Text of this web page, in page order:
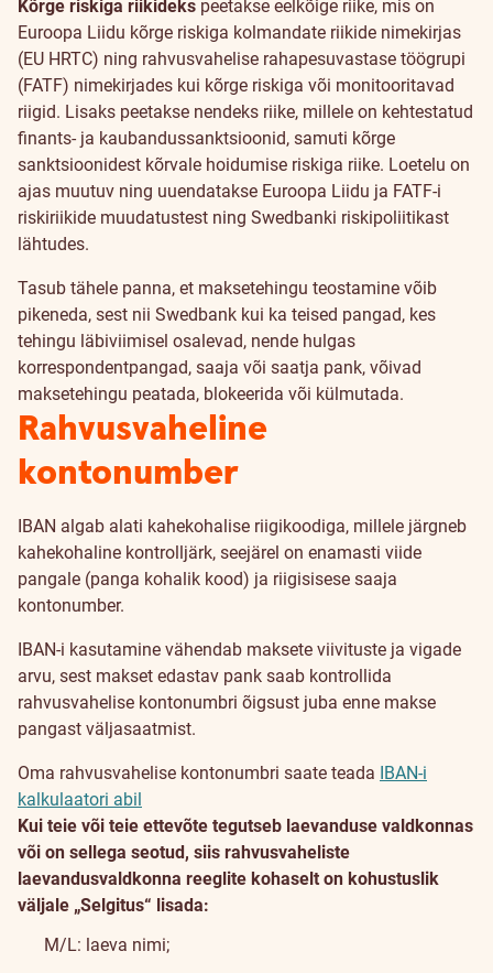
Kõrge riskiga riikideks peetakse eelkõige riike, mis on
Euroopa Liidu kõrge riskiga kolmandate riikide nimekirjas
(EU HRTC) ning rahvusvahelise rahapesuvastase töögrupi
(FATF) nimekirjades kui kõrge riskiga või monitooritavad
riigid. Lisaks peetakse nendeks riike, millele on kehtestatud
finants- ja kaubandussanktsioonid, samuti kõrge
sanktsioonidest kõrvale hoidumise riskiga riike. Loetelu on
ajas muutuv ning uuendatakse Euroopa Liidu ja FATF-i
riskiriikide muudatustest ning Swedbanki riskipoliitikast
lähtudes.
Tasub tähele panna, et maksetehingu teostamine võib
pikeneda, sest nii Swedbank kui ka teised pangad, kes
tehingu läbiviimisel osalevad, nende hulgas
korrespondentpangad, saaja või saatja pank, võivad
maksetehingu peatada, blokeerida või külmutada.
Rahvusvaheline
kontonumber
IBAN algab alati kahekohalise riigikoodiga, millele järgneb
kahekohaline kontrolljärk, seejärel on enamasti viide
pangale (panga kohalik kood) ja riigisisese saaja
kontonumber.
IBAN-i kasutamine vähendab maksete viivituste ja vigade
arvu, sest makset edastav pank saab kontrollida
rahvusvahelise kontonumbri õigsust juba enne makse
pangast väljasaatmist.
Oma rahvusvahelise kontonumbri saate teada IBAN-i
kalkulaatori abil
Kui teie või teie ettevõte tegutseb laevanduse valdkonnas
või on sellega seotud, siis rahvusvaheliste
laevandusvaldkonna reeglite kohaselt on kohustuslik
väljale „Selgitus“ lisada:
M/L: laeva nimi;